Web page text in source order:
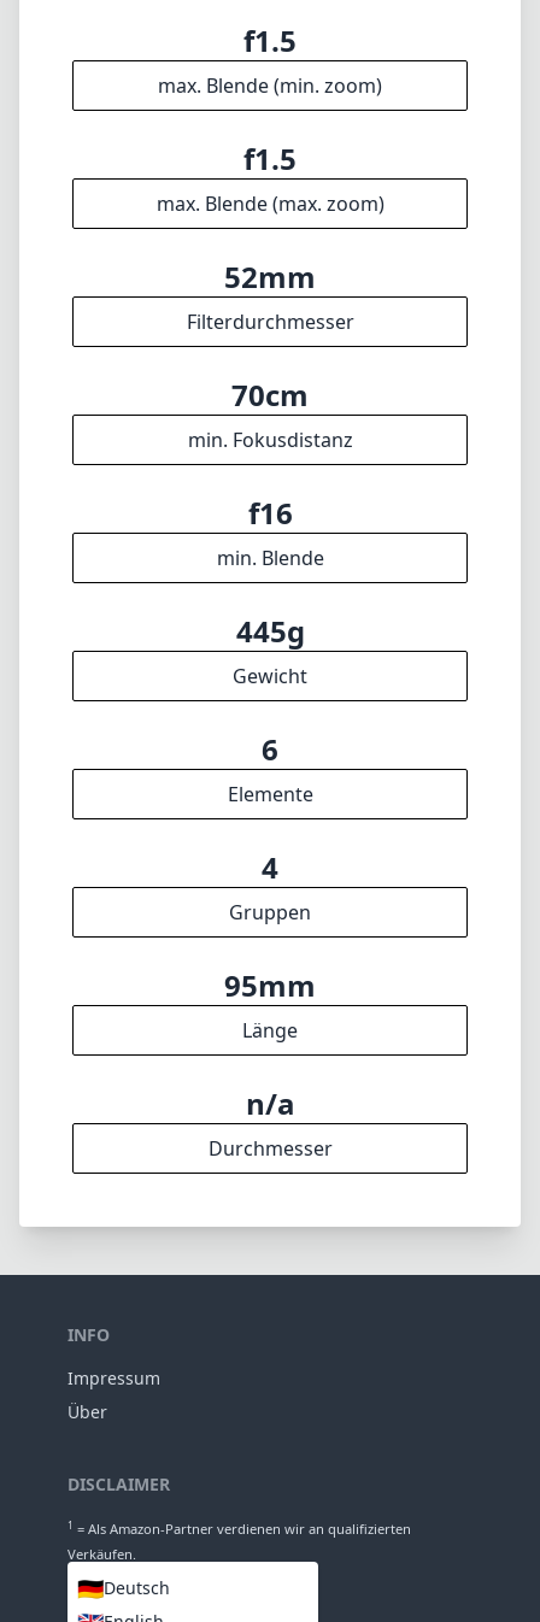
f1.5
max. Blende (min. zoom)
f1.5
max. Blende (max. zoom)
52mm
Filterdurchmesser
70cm
min. Fokusdistanz
f16
min. Blende
445g
Gewicht
6
Elemente
4
Gruppen
95mm
Länge
n/a
Durchmesser
INFO
Impressum
Über
DISCLAIMER
1 = Als Amazon-Partner verdienen wir an qualifizierten
Verkäufen.
🇩🇪Deutsch